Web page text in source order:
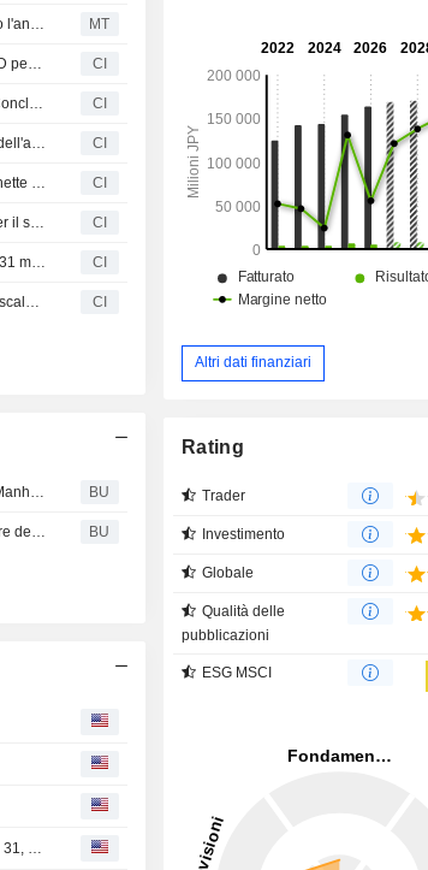
Sato Holdings punta a raggiungere un fatturato di 186 miliardi di yen entro l'anno fiscale 2028 MT
SATO Vietnam Solutions implementa la soluzione di stampa etichette RFID per Hayabusa Vietnam presso lo stabilimento locale CI
Sato Corporation Rivede le Previsioni Consolidate per l'Esercizio che si Concluderà il 31 Marzo 2026 CI
Sato Corporation annuncia dividendo in contanti per il secondo trimestre dell'anno fiscale che si conclude il 31 marzo 2026 CI
Loftware e SATO Corporation presentano una soluzione di stampa di etichette connessa al cloud per l'efficienza e l'agilità della catena di fornitura CI
Sato Holdings Corporation fornisce le previsioni di risultato consolidato per il semestre e l'intero esercizio che si chiuderà il 31 marzo 2026. CI
Sato Holdings Corporation annuncia il dividendo per l'esercizio chiuso al 31 marzo 2025, pagabile il 26 giugno 2025, e fornisce le previsioni sui dividendi per il secondo trimestre dell'esercizio chiuso al 31 marzo 2026. CI
Sato Holdings Corporation fornisce le previsioni sui dividendi per l'anno fiscale che terminerà il 31 marzo 2026 CI
BU
BU
Altri dati finanziari
Rating
Trader
Investimento
Globale
Qualità delle
pubblicazioni
ESG MSCI